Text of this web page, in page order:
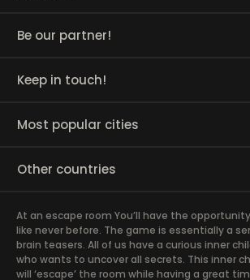
Be our partner!
Keep in touch!
Most popular cities
Other countries
At an escape room You’ll have the
like never before. The game is essentially a
brain teasers. All of us have a curious inner
who wants to uncover all secrets. This inner
will ‘escape’ the room while having a great